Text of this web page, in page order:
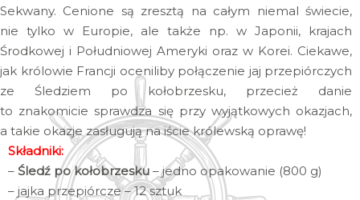
Sekwany. Cenione są zresztą na całym niemal świecie,
nie tylko w Europie, ale także np. w Japonii, krajach
Środkowej i Południowej Ameryki oraz w Korei. Ciekawe,
jak królowie Francji oceniliby połączenie jaj przepiórczych
ze Śledziem po kołobrzesku, przecież danie
to znakomicie sprawdza się przy wyjątkowych okazjach,
a takie okazje zasługują na iście królewską oprawę!
Składniki:
– Śledź po kołobrzesku – jedno opakowanie (800 g)
– jajka przepiórcze – 12 sztuk